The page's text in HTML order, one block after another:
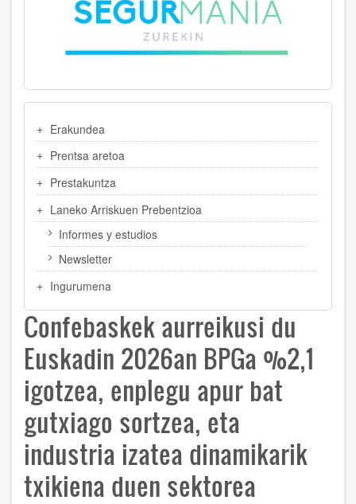
LATERAL
Erakundea
Prentsa aretoa
Prestakuntza
Laneko Arriskuen Prebentzioa
Informes y estudios
Newsletter
Ingurumena
Confebaskek aurreikusi du
Euskadin 2026an BPGa %2,1
igotzea, enplegu apur bat
gutxiago sortzea, eta
industria izatea dinamikarik
txikiena duen sektorea